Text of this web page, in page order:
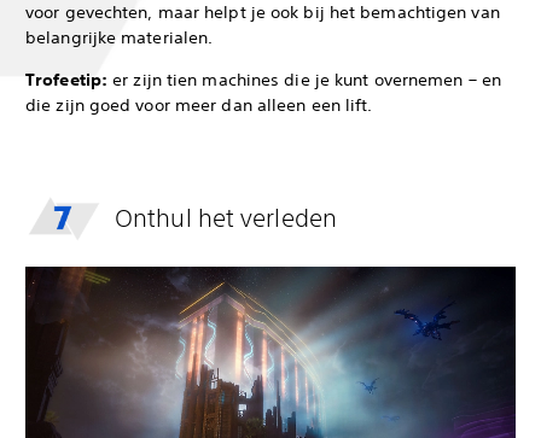
voor gevechten, maar helpt je ook bij het bemachtigen van
belangrijke materialen.
Trofeetip:er zijn tien machines die je kunt overnemen – en
die zijn goed voor meer dan alleen een lift.
Onthul het verleden